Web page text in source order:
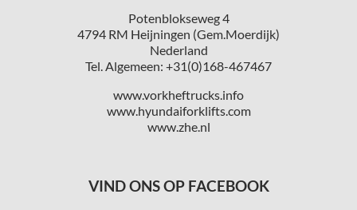
Potenblokseweg 4
4794 RM Heijningen (Gem.Moerdijk)
Nederland
Tel. Algemeen: +31(0)168-467467
www.vorkheftrucks.info
www.hyundaiforklifts.com
www.zhe.nl
VIND ONS OP FACEBOOK